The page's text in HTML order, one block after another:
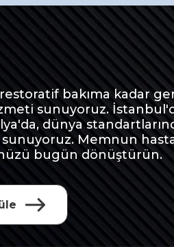
bakıma kadar
sunuyoruz.
dünya
Memnun
bugün dönüştürün.